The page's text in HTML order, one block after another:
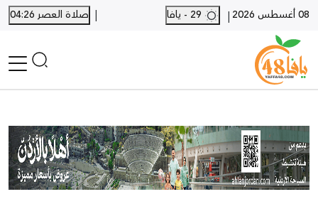
08 أغسطس 2026 |
| صلاة العصر 04:26
أخبار محلية
أخبار يافا
SHORTS
أخبار اللد والرملة